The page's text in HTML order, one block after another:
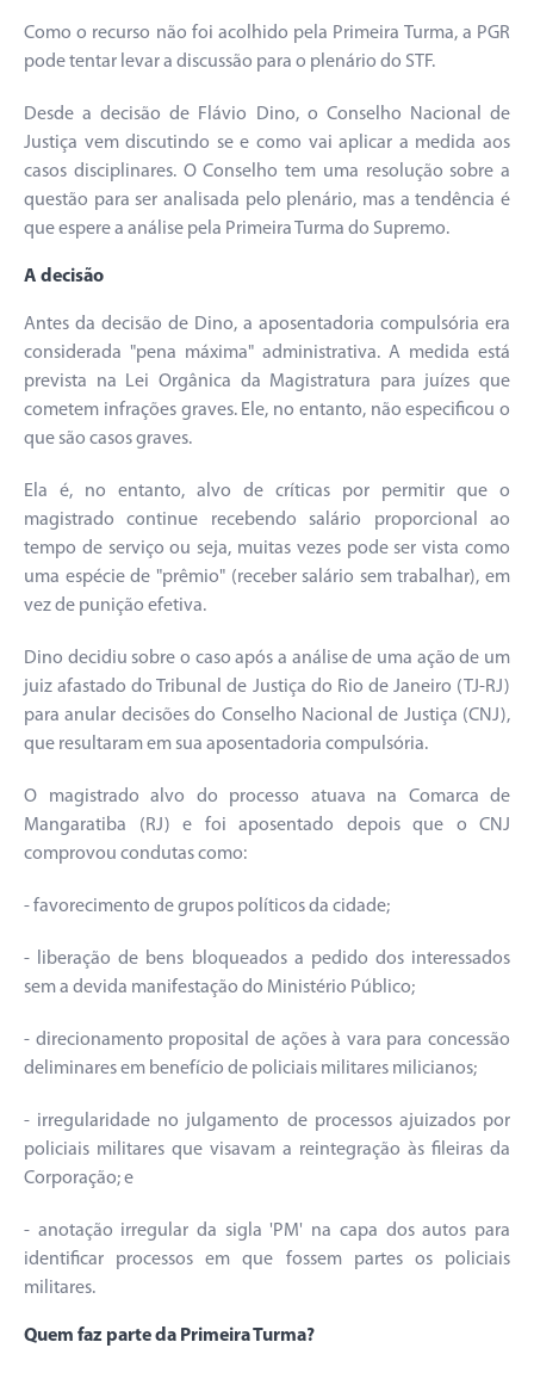
Como o recurso não foi acolhido pela Primeira Turma, a PGR
pode tentar levar a discussão para o plenário do STF.
Desde a decisão de Flávio Dino, o Conselho Nacional de
Justiça vem discutindo se e como vai aplicar a medida aos
casos disciplinares. O Conselho tem uma resolução sobre a
questão para ser analisada pelo plenário, mas a tendência é
que espere a análise pela Primeira Turma do Supremo.
A decisão
Antes da decisão de Dino, a aposentadoria compulsória era
considerada "pena máxima" administrativa. A medida está
prevista na Lei Orgânica da Magistratura para juízes que
cometem infrações graves. Ele, no entanto, não especificou o
que são casos graves.
Ela é, no entanto, alvo de críticas por permitir que o
magistrado continue recebendo salário proporcional ao
tempo de serviço ou seja, muitas vezes pode ser vista como
uma espécie de "prêmio" (receber salário sem trabalhar), em
vez de punição efetiva.
Dino decidiu sobre o caso após a análise de uma ação de um
juiz afastado do Tribunal de Justiça do Rio de Janeiro (TJ-RJ)
para anular decisões do Conselho Nacional de Justiça (CNJ),
que resultaram em sua aposentadoria compulsória.
O magistrado alvo do processo atuava na Comarca de
Mangaratiba (RJ) e foi aposentado depois que o CNJ
comprovou condutas como:
- favorecimento de grupos políticos da cidade;
- liberação de bens bloqueados a pedido dos interessados
sem a devida manifestação do Ministério Público;
- direcionamento proposital de ações à vara para concessão
deliminares em benefício de policiais militares milicianos;
- irregularidade no julgamento de processos ajuizados por
policiais militares que visavam a reintegração às fileiras da
Corporação; e
- anotação irregular da sigla 'PM' na capa dos autos para
identificar processos em que fossem partes os policiais
militares.
Quem faz parte da Primeira Turma?